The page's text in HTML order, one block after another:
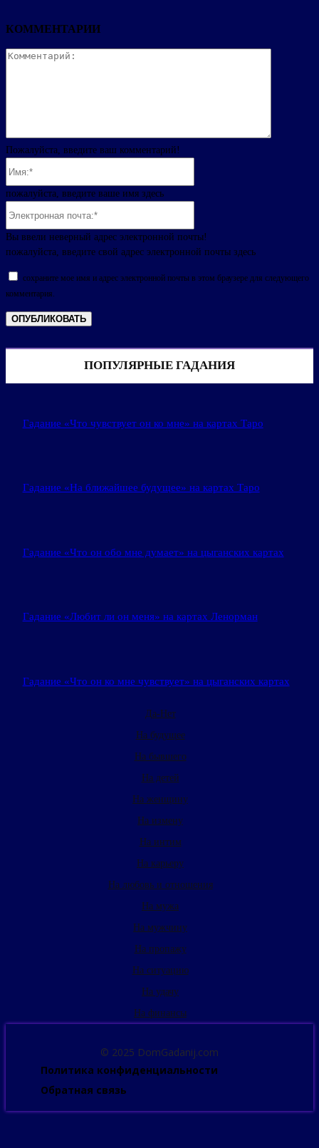
КОММЕНТАРИИ
Пожалуйста, введите ваш комментарий!
пожалуйста, введите ваше имя здесь
Вы ввели неверный адрес электронной почты!
пожалуйста, введите свой адрес электронной почты здесь
сохраните мое имя и адрес электронной почты в этом браузере для следующего
комментария.
ПОПУЛЯРНЫЕ ГАДАНИЯ
Гадание «Что чувствует он ко мне» на картах Таро
Гадание «На ближайшее будущее» на картах Таро
Гадание «Что он обо мне думает» на цыганских картах
Гадание «Любит ли он меня» на картах Ленорман
Гадание «Что он ко мне чувствует» на цыганских картах
Да-Нет
На будущее
На бывшего
На детей
На женщину
На измену
На интим
На карьеру
На любовь и отношения
На мужа
На мужчину
На пропажу
На ситуацию
На удачу
На финансы
© 2025 DomGadanij.com
Политика конфиденциальности
Обратная связь